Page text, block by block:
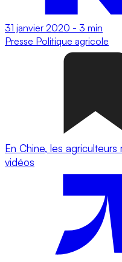
31 janvier 2020 - 3 min
Presse Politique agricole
En Chine, les
vidéos